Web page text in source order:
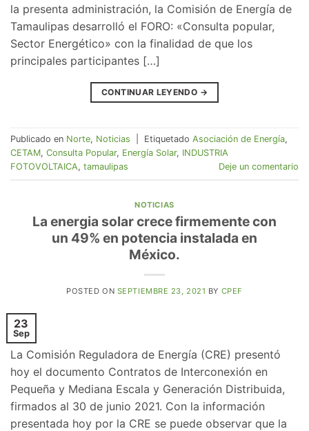
la presenta administración, la Comisión de Energía de
Tamaulipas desarrolló el FORO: «Consulta popular,
Sector Energético» con la finalidad de que los
principales participantes […]
CONTINUAR LEYENDO →
Publicado en Norte, Noticias Etiquetado Asociación de Energía,
CETAM, Consulta Popular, Energía Solar, INDUSTRIA
FOTOVOLTAICA, tamaulipas Deje un comentario
NOTICIAS
La energia solar crece firmemente con
un 49% en potencia instalada en
México.
POSTED ON SEPTIEMBRE 23, 2021 BY CPEF
23
Sep
La Comisión Reguladora de Energía (CRE) presentó
hoy el documento Contratos de Interconexión en
Pequeña y Mediana Escala y Generación Distribuida,
firmados al 30 de junio 2021. Con la información
presentada hoy por la CRE se puede observar que la